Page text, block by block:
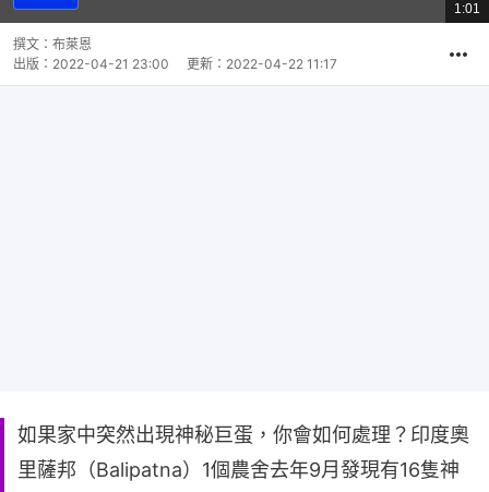
總
共
1:01
撰文： 布萊恩
出版： 2022-04-21 23:00 更新： 2022-04-22 11:17
如果家中突然出現神秘巨蛋，你會如何處理？印度奧
里薩邦（Balipatna）1個農舍去年9月發現有16隻神